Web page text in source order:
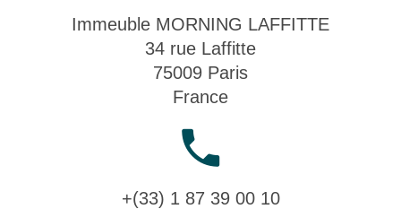
Immeuble MORNING LAFFITTE
34 rue Laffitte
75009 Paris
France
+(33) 1 87 39 00 10